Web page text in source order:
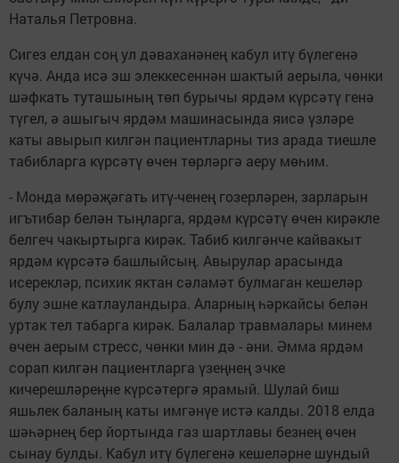
Наталья Петровна.
Сигез елдан соң ул дәваханәнең кабул итү бүлегенә
күчә. Анда исә эш элеккесеннән шактый аерыла, чөнки
шәфкать туташының төп бурычы ярдәм күрсәтү генә
түгел, ә ашыгыч ярдәм машинасында яисә үзләре
каты авырып килгән пациентларны тиз арада тиешле
табибларга күрсәтү өчен төрләргә аеру мөһим.
- Монда мөрәҗәгать итү-ченең гозерләрен, зарларын
игътибар белән тыңларга, ярдәм күрсәтү өчен кирәкле
белгеч чакыртырга кирәк. Табиб килгәнче кайвакыт
ярдәм күрсәтә башлыйсың. Авырулар арасында
исерекләр, психик яктан сәламәт булмаган кешеләр
булу эшне катлауландыра. Аларның һәркайсы белән
уртак тел табарга кирәк. Балалар травмалары минем
өчен аерым стресс, чөнки мин дә - әни. Әмма ярдәм
сорап килгән пациентларга үзеңнең эчке
кичерешләреңне күрсәтергә ярамый. Шулай биш
яшьлек баланың каты имгәнүе истә калды. 2018 елда
шәһәрнең бер йортында газ шартлавы безнең өчен
сынау булды. Кабул итү бүлегенә кешеләрне шундый